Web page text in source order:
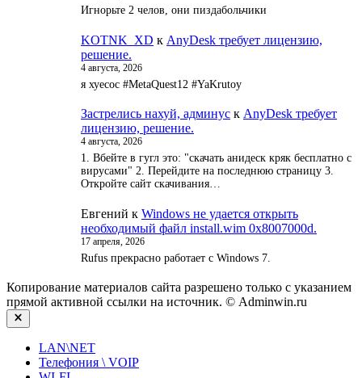
Игнорьте 2 челов, они пиздабольчики
KOTNK_XD к AnyDesk требует лицензию,
решение.
4 августа, 2026
я хуесос #MetaQuest12 #YaKrutoy
Застрелись нахуй, админус к AnyDesk требует
лицензию, решение.
4 августа, 2026
1. Вбейте в гугл это: "скачать анидеск кряк бесплатно с
вирусами" 2. Перейдите на последнюю страницу 3.
Откройте сайт скачивания…
Евгений к Windows не удается открыть
необходимый файл install.wim 0x8007000d.
17 апреля, 2026
Rufus прекрасно работает с Windows 7.
Копирование материалов сайта разрешено только с указанием
прямой активной ссылки на источник. © Adminwin.ru
Закрыть
LAN\NET
Телефония \ VOIP